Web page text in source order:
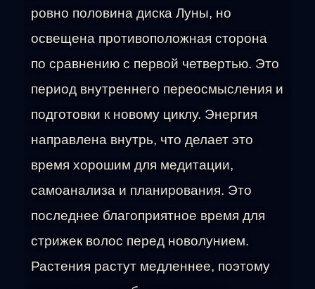
ровно половина диска Луны, но
освещена противоположная сторона
по сравнению с первой четвертью. Это
период внутреннего переосмысления и
подготовки к новому циклу. Энергия
направлена внутрь, что делает это
время хорошим для медитации,
самоанализа и планирования. Это
последнее благоприятное время для
стрижек волос перед новолунием.
Растения растут медленнее, поэтому